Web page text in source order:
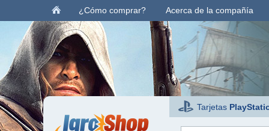
¿Cómo comprar? Acerca de la compañía
Tarjetas